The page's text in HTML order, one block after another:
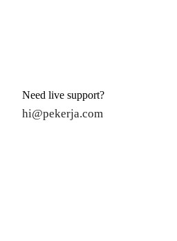
Need live support?
hi@pekerja.com